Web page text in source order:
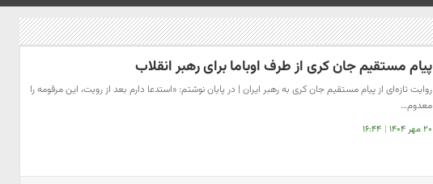
پیام مستقیم جان کری از طرف اوباما برای رهبر انقلاب
روایت تازه‌ای از پیام مستقیم جان کری به رهبر ایران | در پایان نوشتم: «استدعا دارم بعد از رویت، این مرقومه را
معدوم…
۲۰ مهر ۱۴۰۴ | ۱۶:۴۴